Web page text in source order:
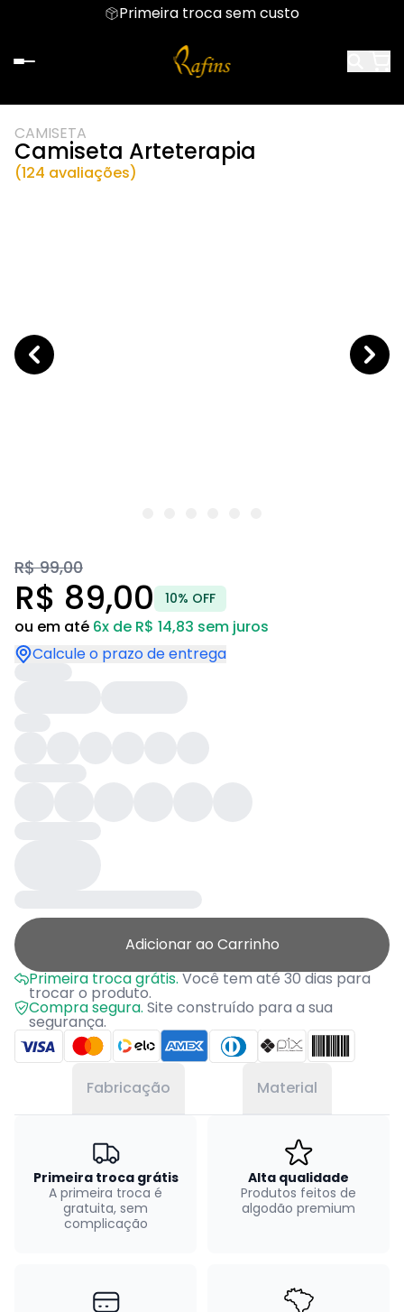
Primeira troca sem custo
CAMISETA
Camiseta Arteterapia
(124 avaliações)
R$ 99,00
R$ 89,00 10% OFF
ou em até 6x de R$ 14,83 sem juros
Calcule o prazo de entrega
Adicionar ao Carrinho
Primeira troca grátis.Você tem até 30 dias para
trocar o produto.
Compra segura. Site construído para a sua
segurança.
Fabricação Material
Primeira troca grátis
A primeira troca é
gratuita, sem
complicação
Alta qualidade
Produtos feitos de
algodão premium